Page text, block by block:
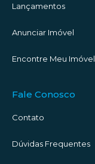
Lançamentos
Anunciar Imóvel
Encontre Meu Imóvel
Fale Conosco
Contato
Dúvidas Frequentes